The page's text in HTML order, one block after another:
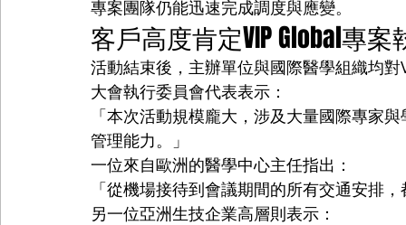
專案團隊仍能迅速完成調度與應變。
客戶高度肯定VIP Global專
活動結束後，主辦單位與國際醫學組織均
大會執行委員會代表表示：
「本次活動規模龐大，涉及大量國際專家
管理能力。」
一位來自歐洲的醫學中心主任指出：
「從機場接待到會議期間的所有交通安排
另一位亞洲生技企業高層則表示：